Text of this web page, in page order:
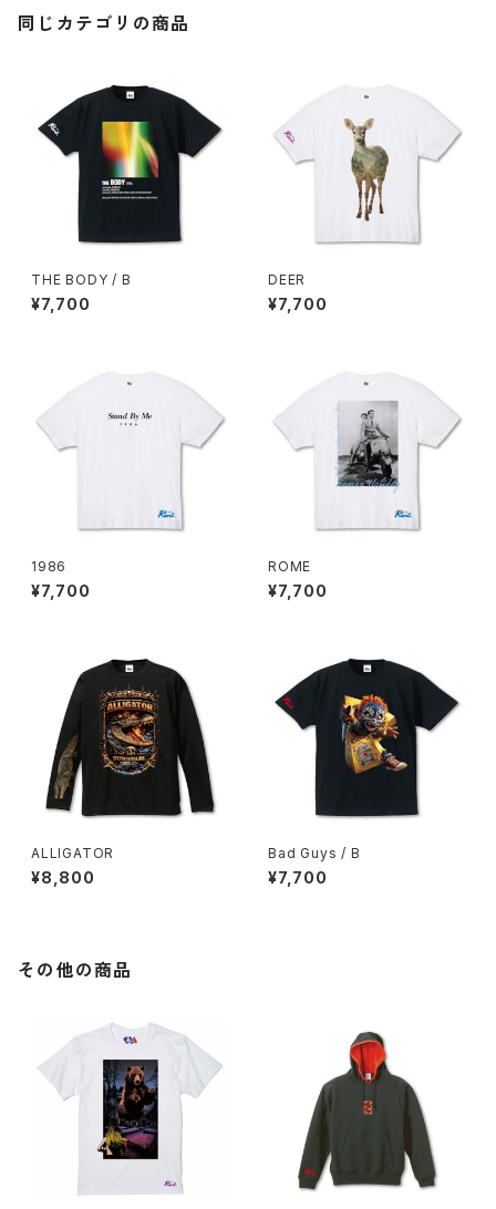
同じカテゴリの商品
THE BODY / B
¥7,700
DEER
¥7,700
1986
¥7,700
ROME
¥7,700
ALLIGATOR
¥8,800
Bad Guys / B
¥7,700
その他の商品